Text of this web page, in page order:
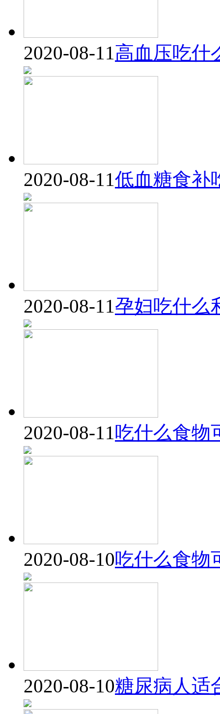
2020-08-11高血压吃什
2020-08-11低血糖食补
2020-08-11孕妇吃什么
2020-08-11吃什么食物
2020-08-10吃什么食物
2020-08-10糖尿病人适